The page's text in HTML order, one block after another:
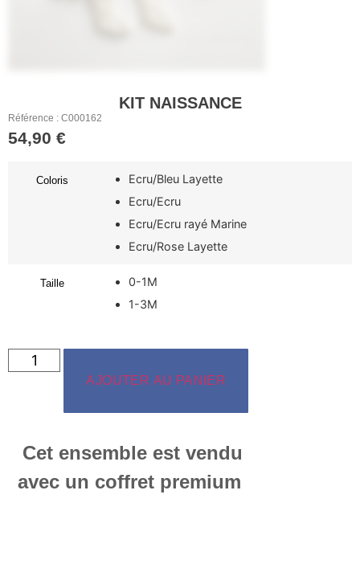
KIT NAISSANCE
Référence : C000162
54,90 €
Coloris
Ecru/Bleu Layette
Ecru/Ecru
Ecru/Ecru rayé Marine
Ecru/Rose Layette
Taille
0-1M
1-3M
AJOUTER AU PANIER
Cet ensemble est vendu
avec un coffret premium